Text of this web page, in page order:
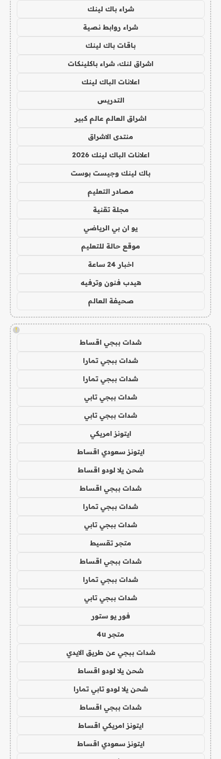
شراء باك لينك
شراء روابط نصية
باقات باك لينك
اشراق لنك، شراء باكلينكات
اعلانات الباك لينك
التدريس
اشراق العالم عالم كبير
منتدى الاشراق
اعلانات الباك لينك 2026
باك لينك وجيست بوست
مصادر التعليم
مجلة تقنية
يو ان بي الرياضي
موقع حالة للتعليم
اخبار 24 ساعة
هيدب فنون وترفيه
صحيفة العالم
!
شدات ببجي اقساط
شدات ببجي تمارا
شدات ببجي تمارا
شدات ببجي تابي
شدات ببجي تابي
ايتونز امريكي
ايتونز سعودي اقساط
شحن يلا لودو اقساط
شدات ببجي اقساط
شدات ببجي تمارا
شدات ببجي تابي
متجر تقسيط
شدات ببجي اقساط
شدات ببجي تمارا
شدات ببجي تابي
فور يو ستور
متجر 4u
شدات ببجي عن طريق الايدي
شحن يلا لودو اقساط
شحن يلا لودو تابي تمارا
شدات ببجي اقساط
ايتونز امريكي اقساط
ايتونز سعودي اقساط